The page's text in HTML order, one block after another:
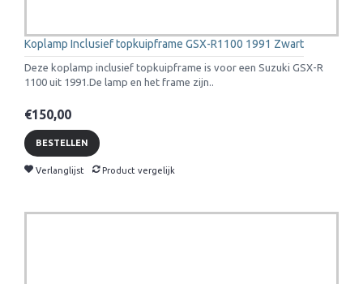
Koplamp Inclusief topkuipframe GSX-R1100 1991 Zwart
Deze koplamp inclusief topkuipframe is voor een Suzuki GSX-R
1100 uit 1991.De lamp en het frame zijn..
€150,00
BESTELLEN
Verlanglijst Product vergelijk